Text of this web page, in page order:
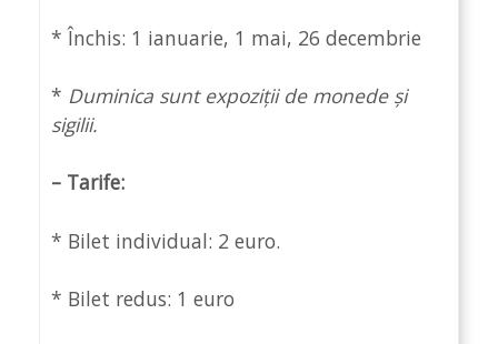
* Închis: 1 ianuarie, 1 mai, 26 decembrie
* Duminica sunt expoziții de monede și
sigilii.
– Tarife:
* Bilet individual: 2 euro.
* Bilet redus: 1 euro